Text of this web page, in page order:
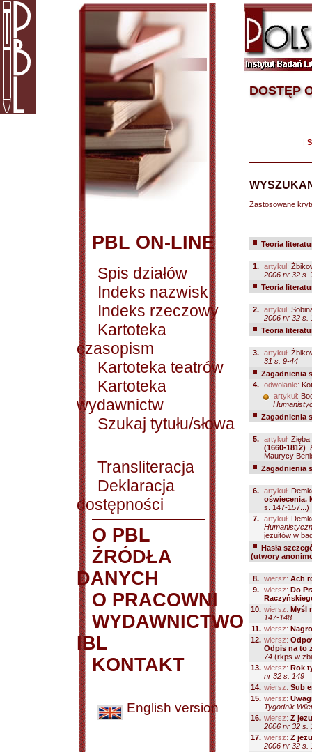
PBL ON-LINE
Spis działów
Indeks nazwisk
Indeks rzeczowy
Kartoteka
czasopism
Kartoteka teatrów
Kartoteka
wydawnictw
Szukaj tytułu/słowa
Transliteracja
Deklaracja
dostępności
O PBL
ŹRÓDŁA
DANYCH
O PRACOWNI
WYDAWNICTWO
IBL
KONTAKT
English version
DOSTĘP
|
Zastosowane
Teoria
1. artykuł:
2006 nr 32 s.
Teoria
2. artykuł:
2006 nr 32 s.
Teoria
3. artykuł:
31 s. 9-44
Zagadnienia
4. odwołanie:
artykuł:
Zagadnienia
5. artykuł:
(1660-1812)
Maurycy
Zagadnienia
6. artykuł:
oświecenia.
s. 147-157...)
7. artykuł:
jezuitów w
Hasła
(utwory
8. wiersz: Ach
9. wiersz: Do
10. wiersz: Myśl
147-148
11. wiersz:
12. wiersz:
Odpis na to
74 (rkps w
13. wiersz: Rok
nr 32 s. 149
14. wiersz: Sub
15. wiersz:
Tygodnik
16. wiersz: Z
2006 nr 32 s.
17. wiersz: Z
2006 nr 32 s.